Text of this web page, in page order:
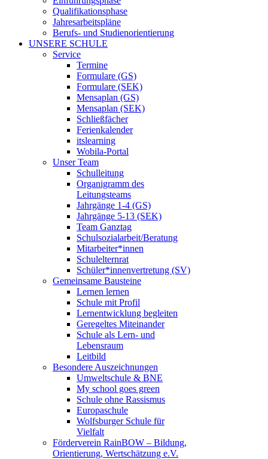
Qualifikationsphase
Jahresarbeitspläne
Berufs- und Studienorientierung
UNSERE SCHULE
Service
Termine
Formulare (GS)
Formulare (SEK)
Mensaplan (GS)
Mensaplan (SEK)
Schließfächer
Ferienkalender
itslearning
Wobila-Portal
Unser Team
Schulleitung
Organigramm des
Leitungsteams
Jahrgänge 1-4 (GS)
Jahrgänge 5-13 (SEK)
Team Ganztag
Schulsozialarbeit/Beratung
Mitarbeiter*innen
Schulelternrat
Schüler*innenvertretung (SV)
Gemeinsame Bausteine
Lernen lernen
Schule mit Profil
Lernentwicklung begleiten
Geregeltes Miteinander
Schule als Lern- und
Lebensraum
Leitbild
Besondere Auszeichnungen
Umweltschule & BNE
My school goes green
Schule ohne Rassismus
Europaschule
Wolfsburger Schule für
Vielfalt
Förderverein RainBOW – Bildung,
Orientierung, Wertschätzung e.V.